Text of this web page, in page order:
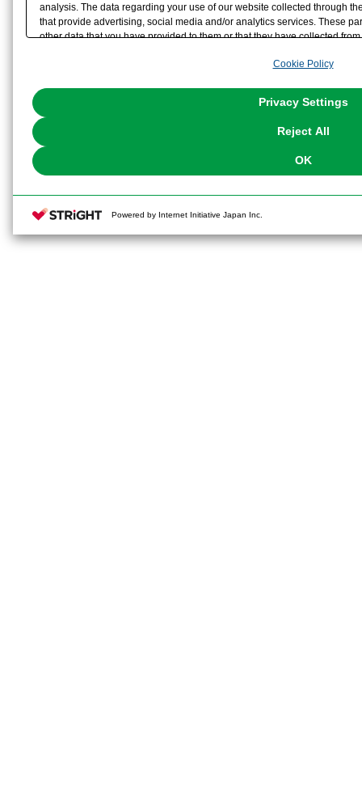
analysis. The data regarding your use of our website collected through
that provide advertising, social media and/or analytics services. These
other data that you have provided to them or that they have collected
the use of all Cookies except for Strictly Necessary Cookies, please
Cookie Policy
Privacy Settings
Reject All
OK
Powered by Internet Initiative Japan Inc.